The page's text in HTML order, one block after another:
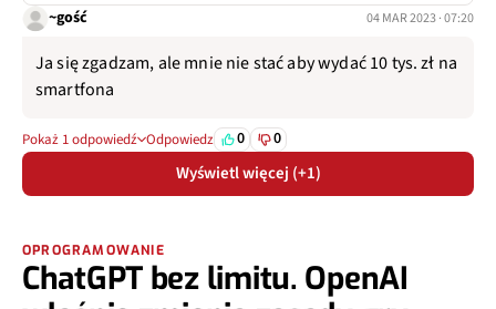
~gość 04 MAR 2023 · 07:20
Ja się zgadzam, ale mnie nie stać aby wydać 10 tys. zł na
smartfona
Pokaż 1 odpowiedź Odpowiedz 0 0
Wyświetl więcej (+1)
OPROGRAMOWANIE
ChatGPT bez limitu. OpenAI